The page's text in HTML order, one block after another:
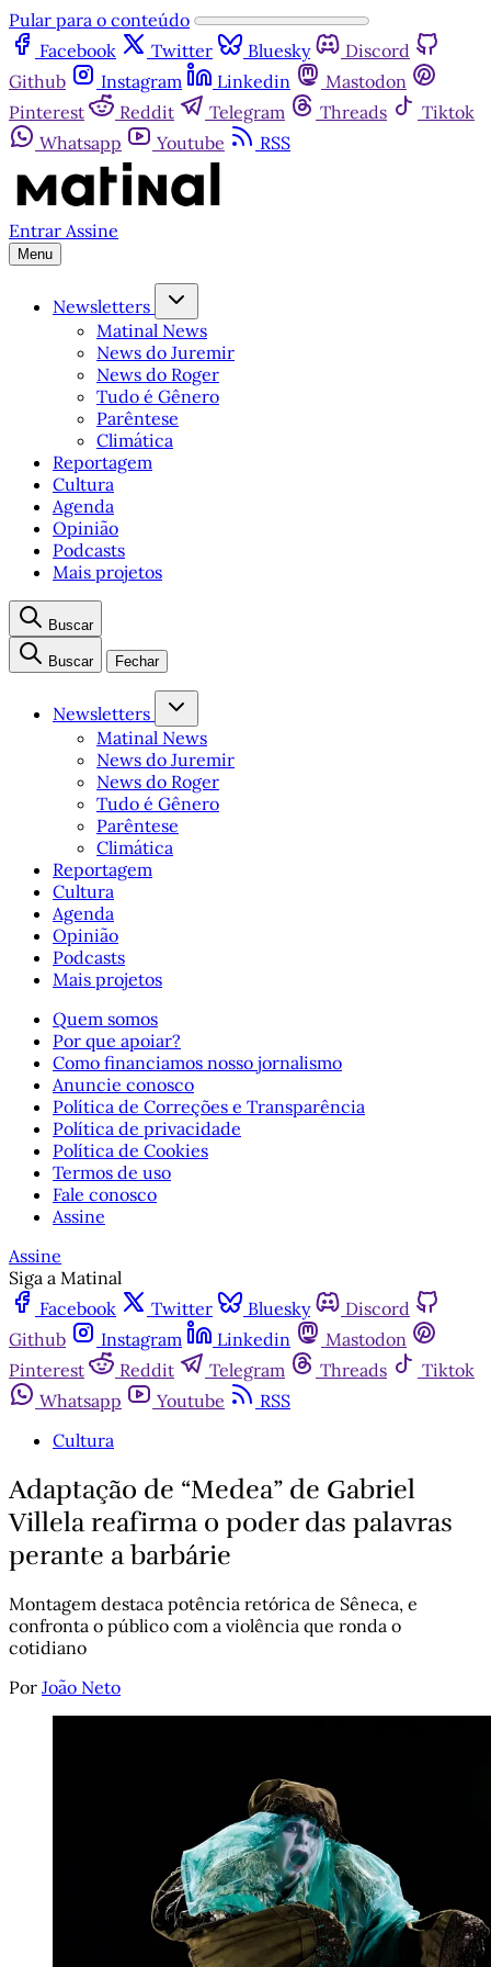
Pular para o conteúdo
Facebook
Twitter Bluesky
Discord
Github
Instagram Linkedin
Mastodon
Pinterest
Reddit Telegram Threads
Tiktok
Whatsapp
Youtube RSS
Entrar Assine
Menu
Newsletters
Matinal News
News do Juremir
News do Roger
Tudo é Gênero
Parêntese
Climática
Reportagem
Cultura
Agenda
Opinião
Podcasts
Mais projetos
Buscar
Buscar Fechar
Newsletters
Matinal News
News do Juremir
News do Roger
Tudo é Gênero
Parêntese
Climática
Reportagem
Cultura
Agenda
Opinião
Podcasts
Mais projetos
Quem somos
Por que apoiar?
Como financiamos nosso jornalismo
Anuncie conosco
Política de Correções e Transparência
Política de privacidade
Política de Cookies
Termos de uso
Fale conosco
Assine
Assine
Siga a Matinal
Facebook
Twitter Bluesky
Discord
Github
Instagram Linkedin
Mastodon
Pinterest
Reddit Telegram Threads
Tiktok
Whatsapp
Youtube
RSS
Cultura
Adaptação de “Medea” de Gabriel
Villela reafirma o poder das palavras
perante a barbárie
Montagem destaca potência retórica de Sêneca, e
confronta o público com a violência que ronda o
cotidiano
Por João Neto